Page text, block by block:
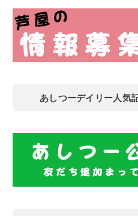
あしつーデイリー人気